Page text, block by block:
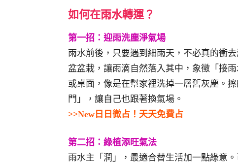
如何在雨水轉運？
第一招：迎雨洗塵淨氣場
雨水前後，只要遇到細雨天，不必真的衝
盆盆栽，讓雨滴自然落入其中，象徵「接
或桌面，像是在幫家裡洗掉一層舊灰塵。
門」，讓自己也跟著換氣場。
>>New日日微占！天天免費占
第二招：綠植添旺氣法
雨水主「潤」，最適合替生活加一點綠意